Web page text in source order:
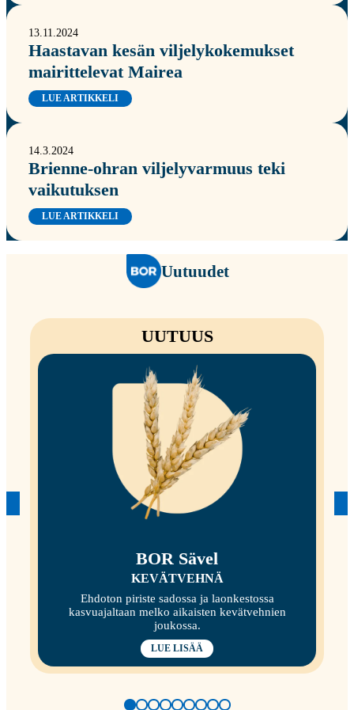
13.11.2024
Haastavan kesän viljelykokemukset
mairittelevat Mairea
LUE ARTIKKELI
14.3.2024
Brienne-ohran viljelyvarmuus teki
vaikutuksen
LUE ARTIKKELI
Uutuudet
UUTUUS
BOR Sävel
KEVÄTVEHNÄ
Ehdoton piriste sadossa ja laonkestossa
kasvuajaltaan melko aikaisten kevätvehnien
joukossa.
LUE LISÄÄ